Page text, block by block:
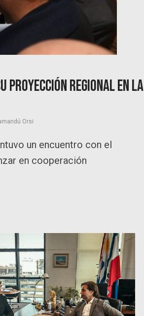
proyección regional en la
Orsi
un encuentro con el
en cooperación